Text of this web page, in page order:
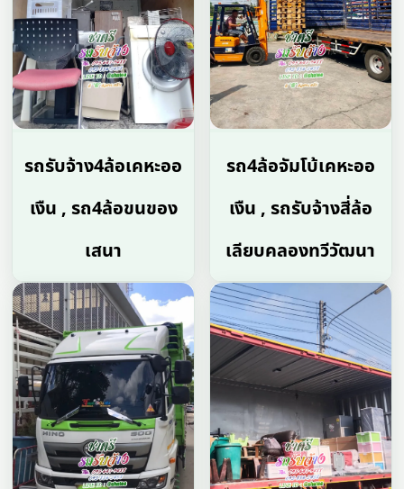
รถรับจ้าง4ล้อเคหะออ
เงืน , รถ4ล้อขนของ
เสนา
รถ4ล้อจัมโบ้เคหะออ
เงืน , รถรับจ้างสี่ล้อ
เลียบคลองทวีวัฒนา